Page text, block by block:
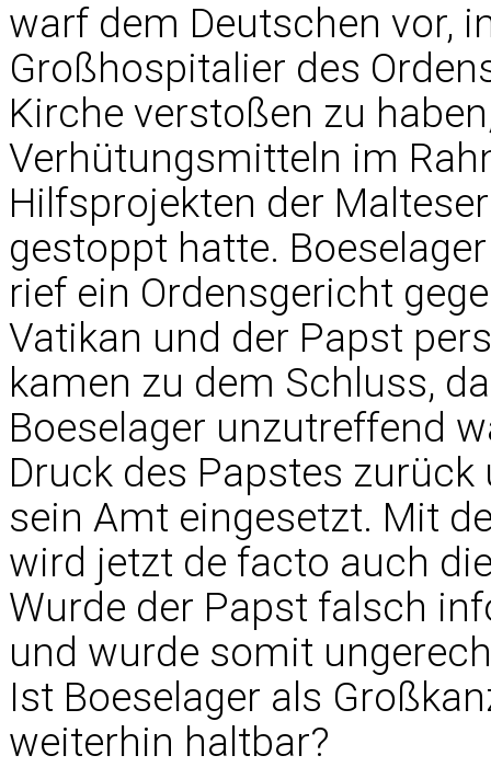
warf dem Deutschen vor,
Großhospitalier des
Kirche verstoßen zu
Verhütungsmitteln im
Hilfsprojekten der
gestoppt hatte.
rief ein Ordensgericht
Vatikan und der Papst
kamen zu dem Schluss,
Boeselager unzutreffend
Druck des Papstes
sein Amt eingesetzt. Mit
wird jetzt de facto auch
Wurde der Papst falsch
und wurde somit
Ist Boeselager als
weiterhin haltbar?